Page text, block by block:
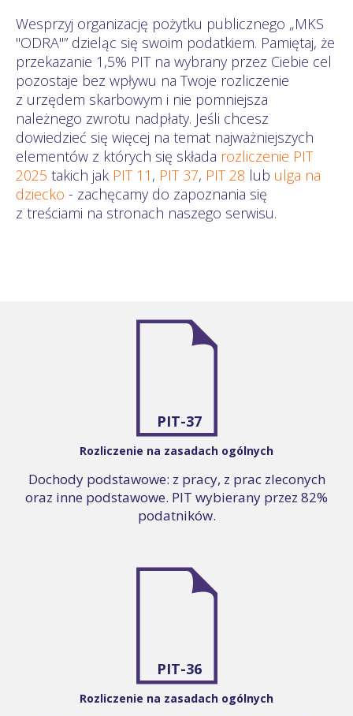
Wesprzyj organizację pożytku publicznego „MKS
"ODRA"” dzieląc się swoim podatkiem. Pamiętaj, że
przekazanie 1,5% PIT na wybrany przez Ciebie cel
pozostaje bez wpływu na Twoje rozliczenie
z urzędem skarbowym i nie pomniejsza
należnego zwrotu nadpłaty. Jeśli chcesz
dowiedzieć się więcej na temat najważniejszych
elementów z których się składa rozliczenie PIT
2025 takich jak PIT 11 , PIT 37, PIT 28 lub ulga na
dziecko - zachęcamy do zapoznania się
z treściami na stronach naszego serwisu.
PIT-37
Rozliczenie na zasadach ogólnych
Dochody podstawowe: z pracy, z prac zleconych
oraz inne podstawowe. PIT wybierany przez 82%
podatników.
PIT-36
Rozliczenie na zasadach ogólnych